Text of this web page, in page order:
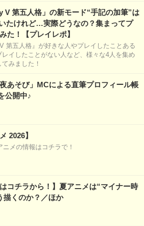
V 第五人格」の新モード“手記の加筆”は
たけれど…実際どうなの？集まってプ
た！【プレイレポ】
V 第五人格』が好きな人やプレイしたことある
レイしたことがない人など、様々な4人を集め
みました！
夜あそび」MCによる直筆プロフィール帳
公開中♪
2026】
ニメの情報はコチラで！
はコチラから！】夏アニメは“マイナー時
描くのか？／ほか